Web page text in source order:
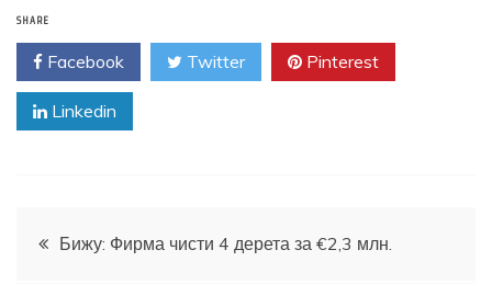
SHARE
Facebook Twitter Pinterest
Linkedin
Навигация
Бижу: Фирма чисти 4 дерета за €2,3 млн.